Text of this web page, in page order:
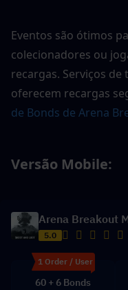
Eventos são ótimos
colecionadores ou
recargas. Serviços de
oferecem recargas
de Bonds de Arena
Versão Mobile:
Arena Breakout
5.0
1 Order / User
60 + 6 Bonds